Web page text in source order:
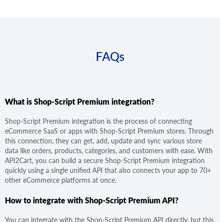
FAQs
What is Shop-Script Premium integration?
Shop-Script Premium integration is the process of connecting
eCommerce SaaS or apps with Shop-Script Premium stores. Through
this connection, they can get, add, update and sync various store
data like orders, products, categories, and customers with ease. With
API2Cart, you can build a secure Shop-Script Premium integration
quickly using a single unified API that also connects your app to 70+
other eCommerce platforms at once.
How to integrate with Shop-Script Premium API?
You can integrate with the Shop-Script Premium API directly, but this